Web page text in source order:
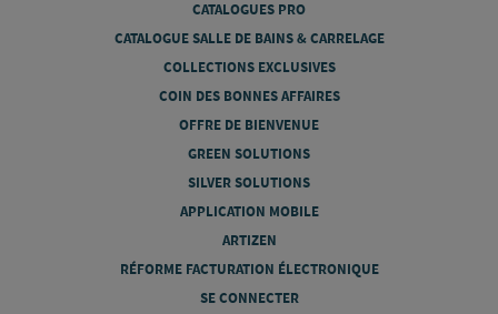
CATALOGUES PRO
CATALOGUE SALLE DE BAINS & CARRELAGE
COLLECTIONS EXCLUSIVES
COIN DES BONNES AFFAIRES
OFFRE DE BIENVENUE
GREEN SOLUTIONS
SILVER SOLUTIONS
APPLICATION MOBILE
ARTIZEN
RÉFORME FACTURATION ÉLECTRONIQUE
SE CONNECTER